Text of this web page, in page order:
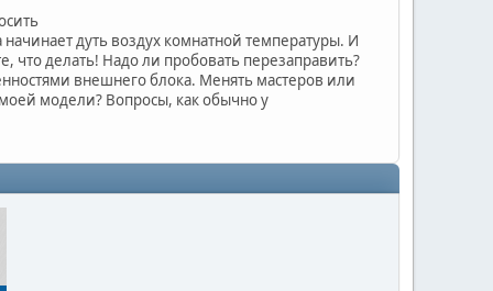
дуть воздух комнатной температуры. И
что делать! Надо ли пробовать перезаправить?
внешнего блока. Менять мастеров или
модели? Вопросы, как обычно у